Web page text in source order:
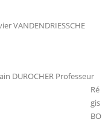
VANDENDRIESSCHE
DUROCHER Professeur
Ré
gis
BO